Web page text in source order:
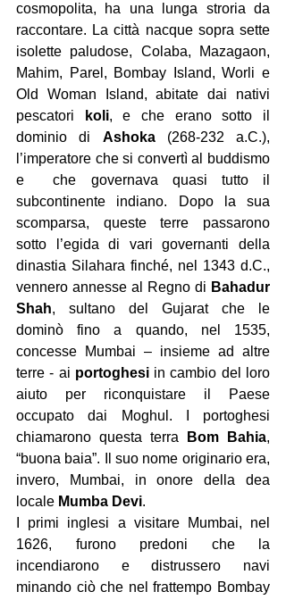
cosmopolita, ha una lunga stroria da
raccontare. La città nacque sopra sette
isolette paludose, Colaba, Mazagaon,
Mahim, Parel, Bombay Island, Worli e
Old Woman Island, abitate dai nativi
pescatori
koli, e che erano sotto il
dominio di Ashoka (268-232 a.C.),
l’imperatore che si convertì al buddismo
e  che governava quasi tutto il
subcontinente indiano. Dopo la sua
scomparsa, queste terre passarono
sotto l’egida di vari governanti della
dinastia Silahara finché, nel 1343 d.C.,
vennero annesse al Regno di Bahadur
Shah, sultano del Gujarat che le
dominò fino a quando, nel 1535,
concesse Mumbai – insieme ad altre
terre - ai portoghesi in cambio del loro
aiuto per riconquistare il Paese
occupato dai Moghul. I portoghesi
chiamarono questa terra
Bom Bahia,
“buona baia”. Il suo nome originario era,
invero, Mumbai, in onore della dea
locale Mumba Devi.
I primi inglesi a visitare Mumbai, nel
1626, furono predoni che la
incendiarono e distrussero navi
minando ciò che nel frattempo Bombay